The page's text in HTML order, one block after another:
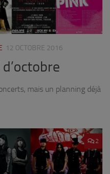
12 OCTOBRE 2016
mais un planning déjà
2